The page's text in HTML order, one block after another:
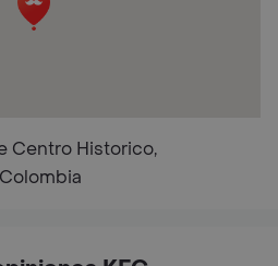
Centro Historico,